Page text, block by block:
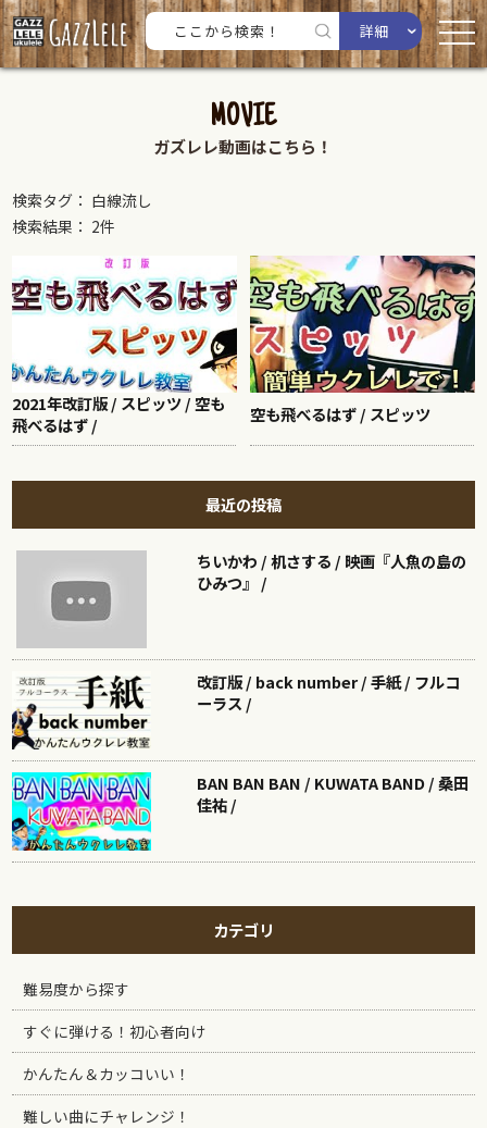
詳細
MOVIE
ガズレレ動画はこちら！
検索タグ： 白線流し
検索結果： 2件
2021年改訂版 / スピッツ / 空も
飛べるはず /
空も飛べるはず / スピッツ
最近の投稿
ちいかわ / 机さする / 映画『人魚の島の
ひみつ』 /
改訂版 / back number / 手紙 / フルコ
ーラス /
BAN BAN BAN / KUWATA BAND / 桑田
佳祐 /
カテゴリ
難易度から探す
すぐに弾ける！初心者向け
かんたん＆カッコいい！
難しい曲にチャレンジ！